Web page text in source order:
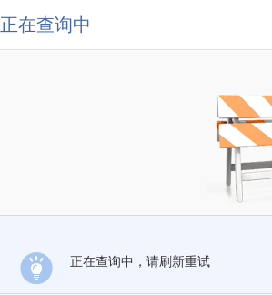
正在查询中
正在查询中，请刷新重试